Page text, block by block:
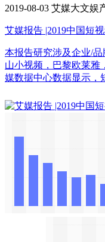
2019-08-03 艾媒大文娱
艾媒报告 |2019中国短
本报告研究涉及企业/
山小视频，巴黎欧莱雅
媒数据中心数据显示，